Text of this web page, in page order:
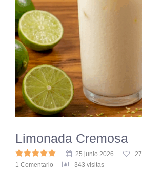
Limonada Cremosa
25 junio 2026 27
1 Comentario
343 visitas